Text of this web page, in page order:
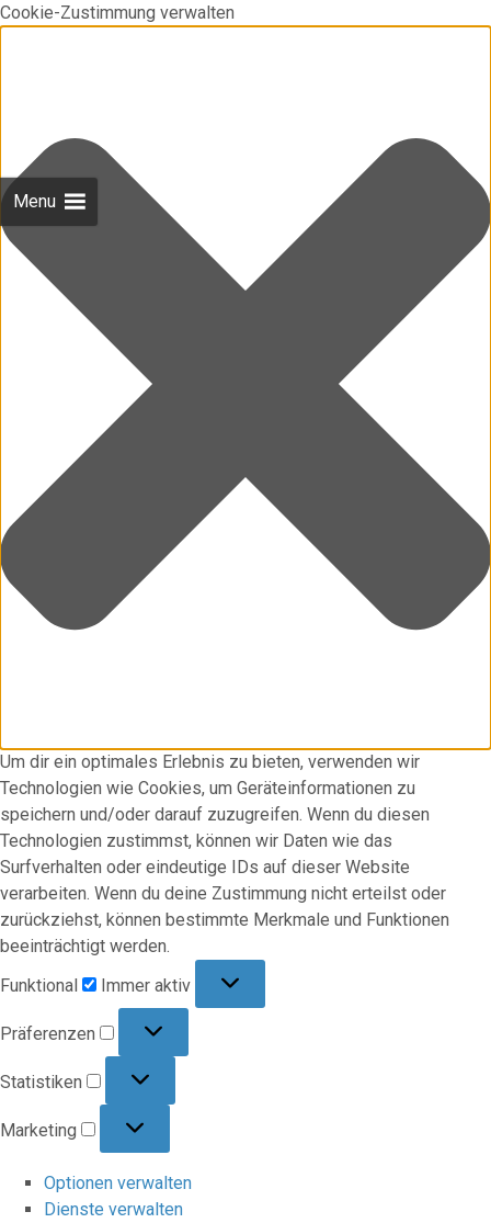
Cookie-Zustimmung verwalten
Um dir ein optimales Erlebnis zu bieten, verwenden wir
Technologien wie Cookies, um Geräteinformationen zu
speichern und/oder darauf zuzugreifen. Wenn du diesen
Technologien zustimmst, können wir Daten wie das
Surfverhalten oder eindeutige IDs auf dieser Website
verarbeiten. Wenn du deine Zustimmung nicht erteilst oder
zurückziehst, können bestimmte Merkmale und Funktionen
beeinträchtigt werden.
Funktional
Immer aktiv
Präferenzen
Statistiken
Marketing
Optionen verwalten
Dienste verwalten
Menu